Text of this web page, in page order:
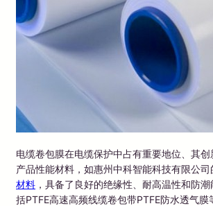
电缆卷包膜在电缆保护中占有重要地位、其
产品性能材料，如惠州中科智能科技有限公
材料 ，具备了良好的绝缘性、耐高温性和防
括PTFE高速高频线缆卷包带PTFE防水透气膜